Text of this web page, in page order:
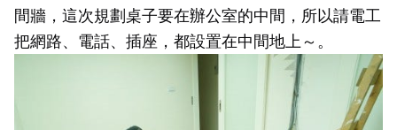
間牆，這次規劃桌子要在辦公室的中間，所以請電工
把網路、電話、插座，都設置在中間地上～。